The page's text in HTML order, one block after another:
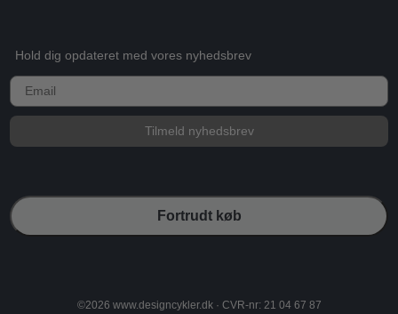
Hold dig opdateret med vores nyhedsbrev
E-mail
Tilmeld nyhedsbrev
Fortrudt køb
©2026 www.designcykler.dk · CVR-nr: 21 04 67 87